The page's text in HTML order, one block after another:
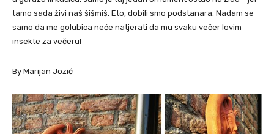
tamo sada živi naš šišmiš. Eto, dobili smo podstanara. Nadam se
samo da me golubica neće natjerati da mu svaku večer lovim
insekte za večeru!
By Marijan Jozić